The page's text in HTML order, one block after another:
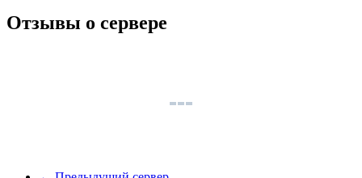
Отзывы о сервере